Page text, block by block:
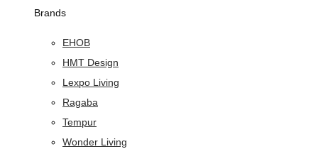
Brands
EHOB
HMT Design
Lexpo Living
Ragaba
Tempur
Wonder Living